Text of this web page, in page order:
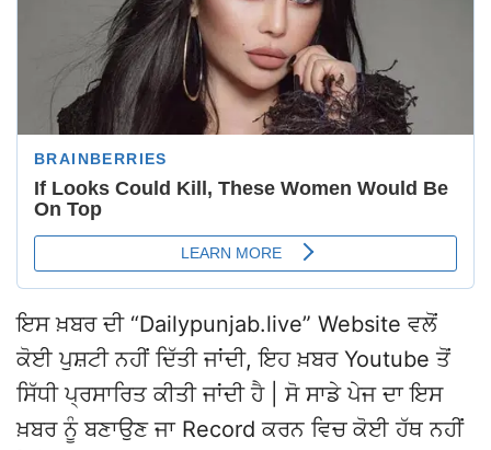
ਇਸ ਖ਼ਬਰ ਦੀ “Dailypunjab.live” Website ਵਲੋਂ
ਕੋਈ ਪੁਸ਼ਟੀ ਨਹੀਂ ਦਿੱਤੀ ਜਾਂਦੀ, ਇਹ ਖ਼ਬਰ Youtube ਤੋਂ
ਸਿੱਧੀ ਪ੍ਰਸਾਰਿਤ ਕੀਤੀ ਜਾਂਦੀ ਹੈ | ਸੋ ਸਾਡੇ ਪੇਜ ਦਾ ਇਸ
ਖ਼ਬਰ ਨੂੰ ਬਣਾਉਣ ਜਾ Record ਕਰਨ ਵਿਚ ਕੋਈ ਹੱਥ ਨਹੀਂ